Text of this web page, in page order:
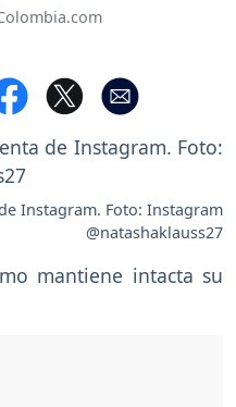
Instagram. Foto: Instagram
@natashaklauss27
mantiene intacta su